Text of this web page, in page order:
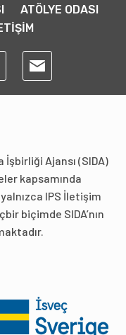
ATÖLYE ODASI
İşbirliği Ajansı (SIDA)
kapsamında
IPS İletişim
biçimde SIDA’nın